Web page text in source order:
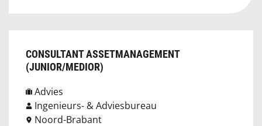
CONSULTANT ASSETMANAGEMENT
(JUNIOR/MEDIOR)
Advies
Ingenieurs- & Adviesbureau
Noord-Brabant